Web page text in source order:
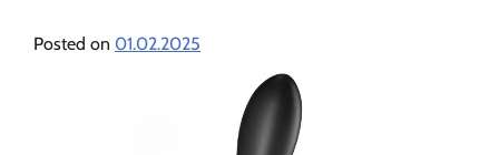
Posted on 01.02.2025